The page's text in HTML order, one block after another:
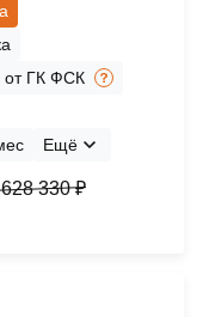
от ГК ФСК
Ещё
330 ₽